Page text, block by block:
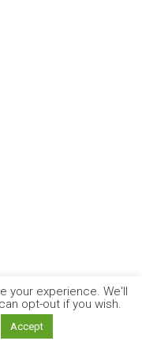
your experience. We'll
opt-out if you wish.
Accept